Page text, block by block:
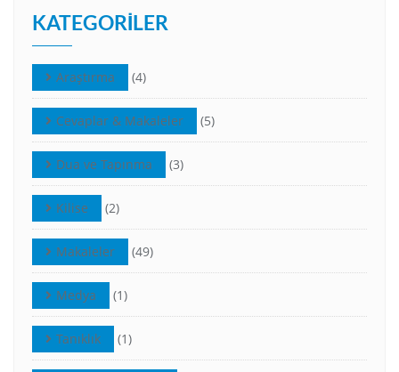
KATEGORILER
Araştırma (4)
Cevaplar & Makaleler (5)
Dua ve Tapınma (3)
Kilise (2)
Makaleler (49)
Medya (1)
Tanıklık (1)